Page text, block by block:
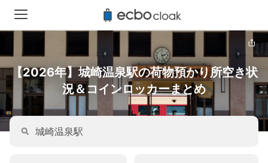
【2026年】城崎温泉駅の荷物預かり所空き状
況＆コインロッカーまとめ